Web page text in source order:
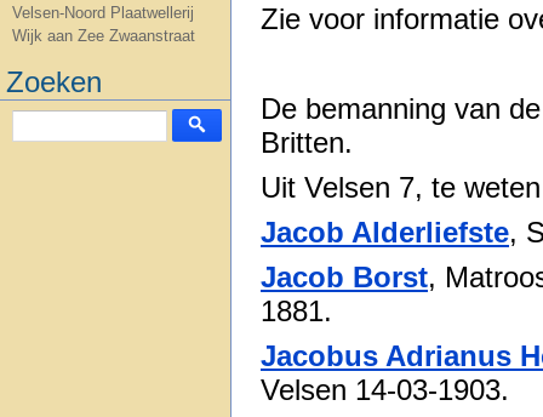
Velsen-Noord Plaatwellerij
Wijk aan Zee Zwaanstraat
Zoeken
Zie voor informatie
De bemanning van
Britten.
Uit Velsen 7, te
Jacob Alderliefste,
Jacob Borst,
1881.
Jacobus Adrianus
Velsen 14-03-1903.